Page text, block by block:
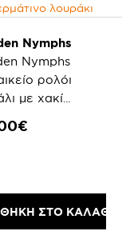
Nymphs
Nymphs
ρολόι
με χακί
ΣΤΟ ΚΑΛΑΘΙ